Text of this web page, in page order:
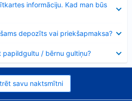
informāciju. Kad man būs
depozīts vai priekšapmaksa?
papildgultu / bērnu gultiņu?
savu naktsmītni